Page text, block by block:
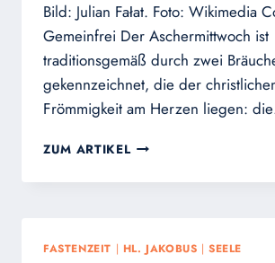
Bild: Julian Fałat. Foto: Wikimedia
Gemeinfrei Der Aschermittwoch ist
traditionsgemäß durch zwei
gekennzeichnet, die der
Frömmigkeit am Herzen liegen:
ZUM ARTIKEL DIE
VON
FASTENZEIT | HL. JAKOBUS |SEELE